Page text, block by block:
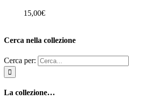
15,00€
Cerca nella collezione
Cerca per:
La collezione…